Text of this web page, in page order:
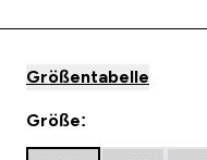
Größentabelle
Größe: